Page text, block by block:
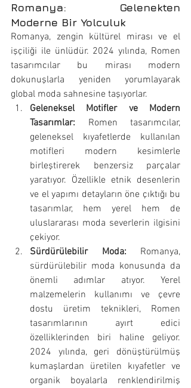
Romanya: Gelenekten
Moderne Bir Yolculuk
Romanya, zengin kültürel mirası ve el
işçiliği ile ünlüdür. 2024 yılında, Romen
tasarımcılar bu mirası modern
dokunuşlarla yeniden yorumlayarak
global moda sahnesine taşıyorlar.
Geleneksel Motifler ve Modern
Tasarımlar: Romen tasarımcılar,
geleneksel kıyafetlerde kullanılan
motifleri modern kesimlerle
birleştirerek benzersiz parçalar
yaratıyor. Özellikle etnik desenlerin
ve el yapımı detayların öne çıktığı bu
tasarımlar, hem yerel hem de
uluslararası moda severlerin ilgisini
çekiyor.
Sürdürülebilir Moda: Romanya,
sürdürülebilir moda konusunda da
önemli adımlar atıyor. Yerel
malzemelerin kullanımı ve çevre
dostu üretim teknikleri, Romen
tasarımlarının ayırt edici
özelliklerinden biri haline geliyor.
2024 yılında, geri dönüştürülmüş
kumaşlardan üretilen kıyafetler ve
organik boyalarla renklendirilmiş